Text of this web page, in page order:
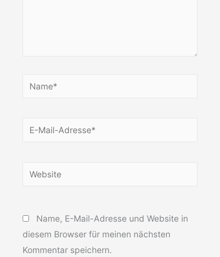
Name*
E-
Website
Name, E-Mail-Adresse und Website in
diesem Browser für meinen nächsten
Kommentar speichern.